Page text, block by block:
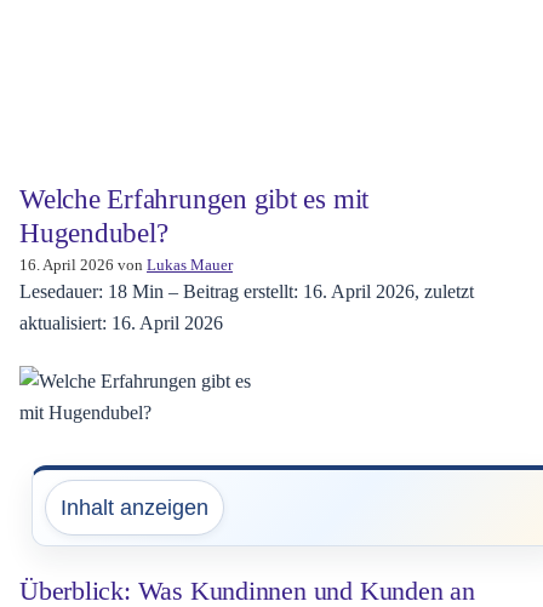
Welche Erfahrungen gibt es mit
Hugendubel?
16. April 2026 von Lukas Mauer
Lesedauer: 18 Min – Beitrag erstellt: 16. April 2026, zuletzt
aktualisiert: 16. April 2026
Inhalt anzeigen
Überblick: Was Kundinnen und Kunden an